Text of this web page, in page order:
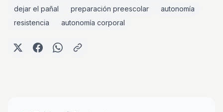
dejar el pañal
preparación preescolar
autonomía
resistencia
autonomía corporal